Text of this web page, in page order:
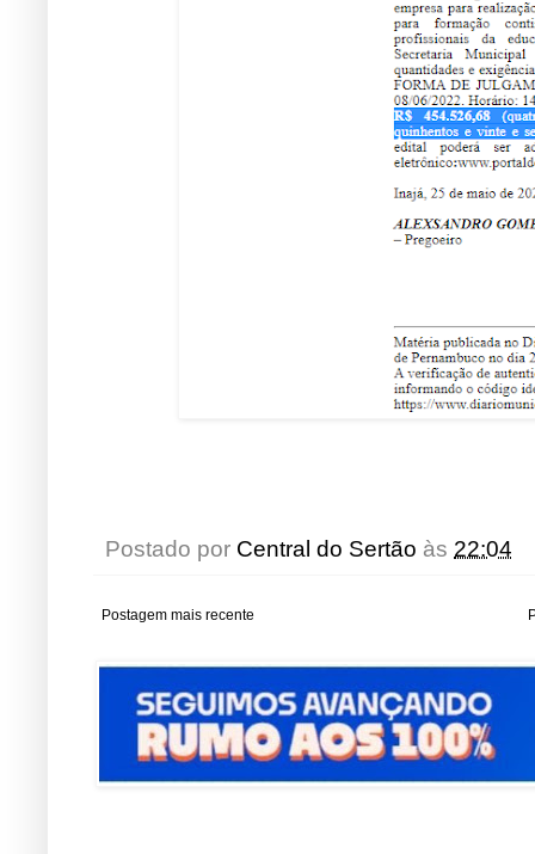
Postado por Central do Sertão às 22:04
Postagem mais recente